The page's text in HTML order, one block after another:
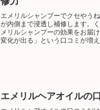
エメリルシャンプーでクセやう
が内側まで浸透し補修します。
メリルシャンプーの効果をお届
変化が出る」という口コミが増
エメリルヘアオイルの